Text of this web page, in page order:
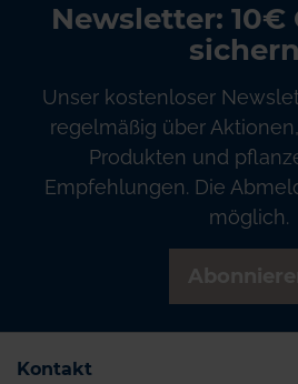
Newsletter: 10€
Unser kostenloser
regelmäßig über
Produkten und
Empfehlungen. Die
möglich.
Kontakt